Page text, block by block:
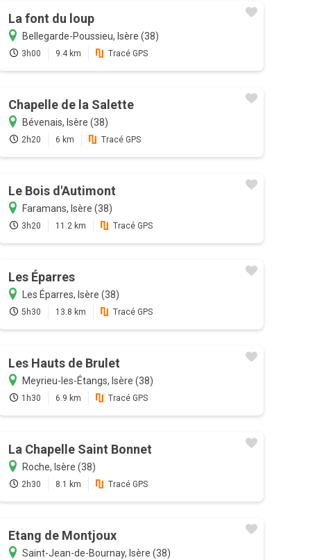
La font du loup
Bellegarde-Poussieu, Isère (38)
3h00 9.4 km Tracé GPS
Chapelle de la Salette
Bévenais, Isère (38)
2h20 6 km Tracé GPS
Le Bois d'Autimont
Faramans, Isère (38)
3h20 11.2 km Tracé GPS
Les Éparres
Les Éparres, Isère (38)
5h30 13.8 km Tracé GPS
Les Hauts de Brulet
Meyrieu-les-Étangs, Isère (38)
1h30 6.9 km Tracé GPS
La Chapelle Saint Bonnet
Roche, Isère (38)
2h30 8.1 km Tracé GPS
Etang de Montjoux
Saint-Jean-de-Bournay, Isère (38)